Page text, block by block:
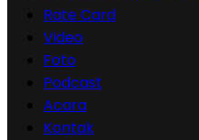
Rate Card
Video
Foto
Podcast
Acara
Kontak